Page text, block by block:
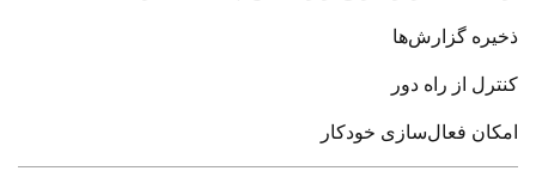
ذخیره گزارش‌ها
کنترل از راه دور
امکان فعال‌سازی خودکار